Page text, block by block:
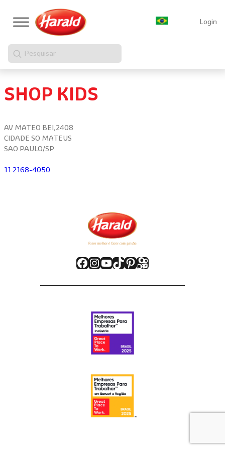
Login
Pesquisar
SHOP KIDS
AV MATEO BEI,2408
CIDADE SO MATEUS
SAO PAULO/SP
11 2168-4050
Facebook
Instagram
Youtube
TikTok
Pinterest
Kwai